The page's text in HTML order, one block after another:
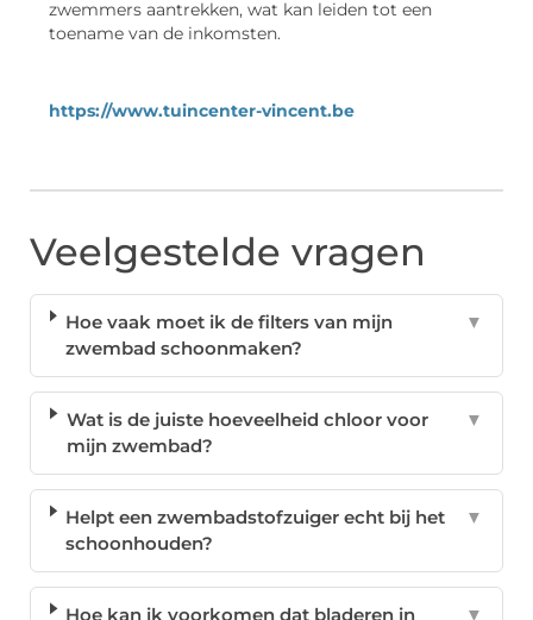
zwemmers aantrekken, wat kan leiden tot een
toename van de inkomsten.
https://www.tuincenter-vincent.be
Veelgestelde vragen
Hoe vaak moet ik de filters van mijn
zwembad schoonmaken?
▼
Wat is de juiste hoeveelheid chloor voor
mijn zwembad?
▼
Helpt een zwembadstofzuiger echt bij het
schoonhouden?
▼
Hoe kan ik voorkomen dat bladeren in ▼